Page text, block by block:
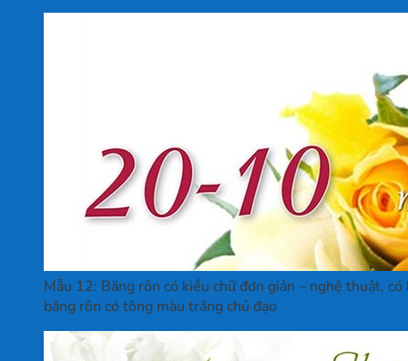
Mẫu 12: Băng rôn có kiểu chữ đơn giản – nghệ thuật,
băng rôn có tông màu trắng chủ đạo